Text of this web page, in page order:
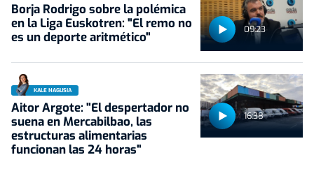
09:23
Borja Rodrigo sobre la polémica
en la Liga Euskotren: "El remo no
es un deporte aritmético"
16:38
KALE NAGUSIA
Aitor Argote: "El despertador no
suena en Mercabilbao, las
estructuras alimentarias
funcionan las 24 horas"